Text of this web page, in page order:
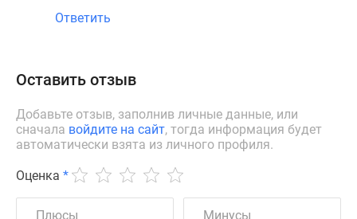
Ответить
Оставить отзыв
Добавьте отзыв, заполнив личные данные, или
сначала войдите на сайт, тогда информация будет
автоматически взята из личного профиля.
Оценка *